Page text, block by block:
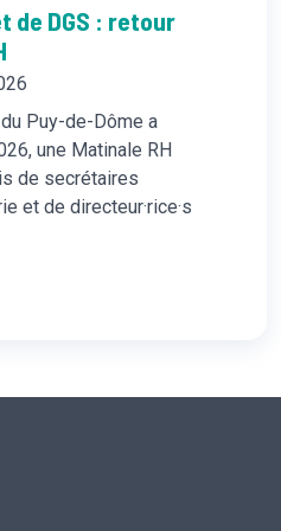
de DGS : retour
Puy-de-Dôme a
une Matinale RH
de secrétaires
et de directeur·rice·s